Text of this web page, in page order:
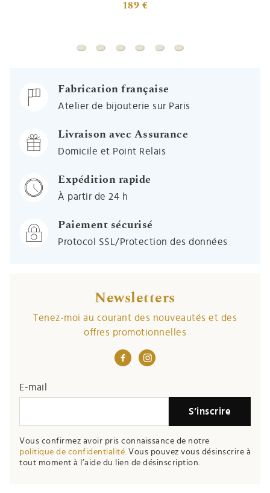
189 €
Fabrication française
Atelier de bijouterie sur Paris
Livraison avec Assurance
Domicile et Point Relais
Expédition rapide
À partir de 24 h
Paiement sécurisé
Protocol SSL/Protection des données
Newsletters
Tenez-moi au courant des nouveautés et des
offres promotionnelles
E-mail
S’inscrire
Vous confirmez avoir pris connaissance de notre
politique de confidentialité. Vous pouvez vous désinscrire à
tout moment à l’aide du lien de désinscription.